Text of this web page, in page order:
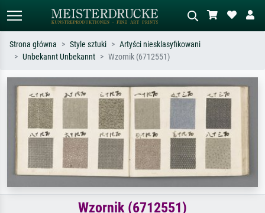
Szukaj wg artysty, tytułu lub stylu – np.
Monet, Gwiaździsta noc,
impresjonizm, fala Hokusaia, akt.
Opisz scenę – np. zielona łąka,
abstrakcja z czerwienią, ciemny olej,
stojący akt obok drzewa.
Strona główna Style sztuki
Artyści niesklasyfikowani
Unbekannt Unbekannt
Wzornik (6712551)
Wzornik (6712551)